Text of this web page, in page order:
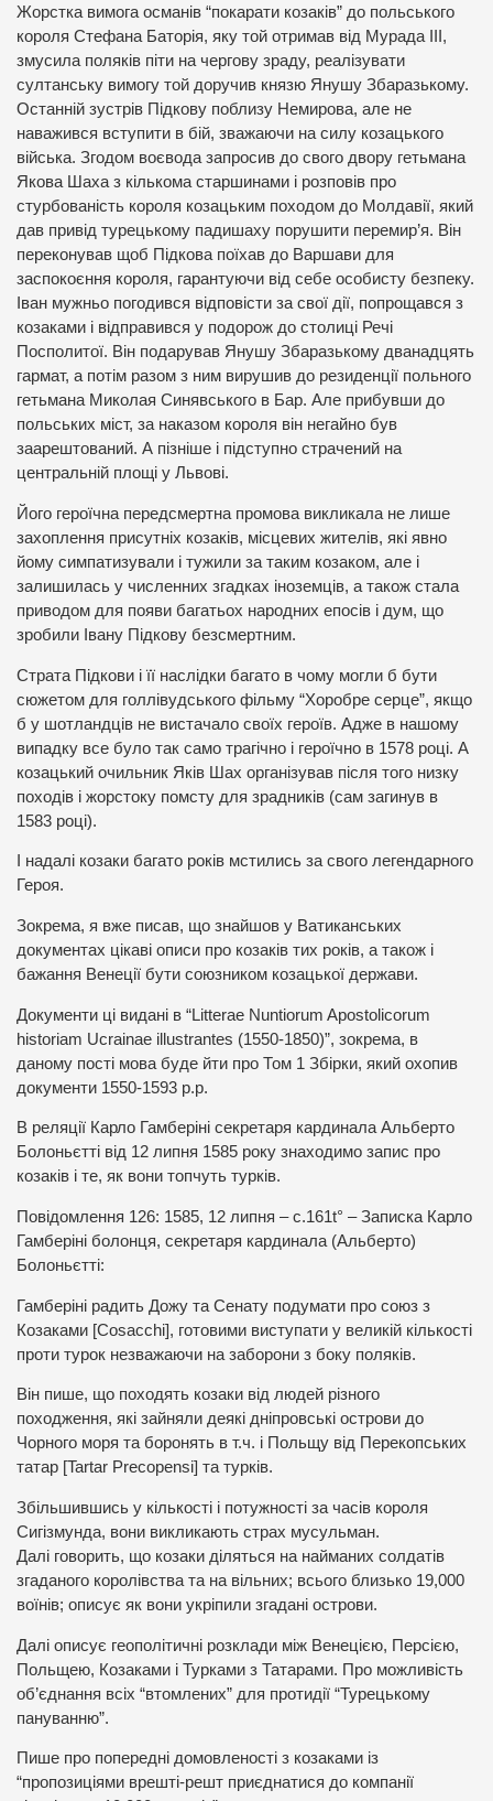
Жорстка вимога османів “покарати козаків” до польського
короля Стефана Баторія, яку той отримав від Мурада ІІІ,
змусила поляків піти на чергову зраду, реалізувати
султанську вимогу той доручив князю Янушу Збаразькому.
Останній зустрів Підкову поблизу Немирова, але не
наважився вступити в бій, зважаючи на силу козацького
війська. Згодом воєвода запросив до свого двору гетьмана
Якова Шаха з кількома старшинами і розповів про
стурбованість короля козацьким походом до Молдавії, який
дав привід турецькому падишаху порушити перемир’я. Він
переконував щоб Підкова поїхав до Варшави для
заспокоєння короля, гарантуючи від себе особисту безпеку.
Іван мужньо погодився відповісти за свої дії, попрощався з
козаками і відправився у подорож до столиці Речі
Посполитої. Він подарував Янушу Збаразькому дванадцять
гармат, а потім разом з ним вирушив до резиденції польного
гетьмана Миколая Синявського в Бар. Але прибувши до
польських міст, за наказом короля він негайно був
заарештований. А пізніше і підступно страчений на
центральній площі у Львові.
Його героїчна передсмертна промова викликала не лише
захоплення присутніх козаків, місцевих жителів, які явно
йому симпатизували і тужили за таким козаком, але і
залишилась у численних згадках іноземців, а також стала
приводом для появи багатьох народних епосів і дум, що
зробили Івану Підкову безсмертним.
Страта Підкови і її наслідки багато в чому могли б бути
сюжетом для голлівудського фільму “Хоробре серце”, якщо
б у шотландців не вистачало своїх героїв. Адже в нашому
випадку все було так само трагічно і героїчно в 1578 році. А
козацький очильник Яків Шах організував після того низку
походів і жорстоку помсту для зрадників (сам загинув в
1583 році).
І надалі козаки багато років мстились за свого легендарного
Героя.
Зокрема, я вже писав, що знайшов у Ватиканських
документах цікаві описи про козаків тих років, а також і
бажання Венеції бути союзником козацької держави.
Документи ці видані в “Litterae Nuntiorum Apostolicorum
historiam Ucrainae illustrantes (1550-1850)”, зокрема, в
даному пості мова буде йти про Том 1 Збірки, який охопив
документи 1550-1593 р.р.
В реляції Карло Гамберіні секретаря кардинала Альберто
Болоньєтті від 12 липня 1585 року знаходимо запис про
козаків і те, як вони топчуть турків.
Повідомлення 126: 1585, 12 липня – с.161t° – Записка Карло
Гамберіні болонця, секретаря кардинала (Альберто)
Болоньєтті:
Гамберіні радить Дожу та Сенату подумати про союз з
Козаками [Cosacchi], готовими виступати у великій кількості
проти турок незважаючи на заборони з боку поляків.
Він пише, що походять козаки від людей різного
походження, які зайняли деякі дніпровські острови до
Чорного моря та боронять в т.ч. і Польщу від Перекопських
татар [Tartar Precopensi] та турків.
Збільшившись у кількості і потужності за часів короля
Сигізмунда, вони викликають страх мусульман.
Далі говорить, що козаки діляться на найманих солдатів
згаданого королівства та на вільних; всього близько 19,000
воїнів; описує як вони укріпили згадані острови.
Далі описує геополітичні розклади між Венецією, Персією,
Польщею, Козаками і Турками з Татарами. Про можливість
об’єднання всіх “втомлених” для протидії “Турецькому
пануванню”.
Пише про попередні домовленості з козаками із
“пропозиціями врешті-решт приєднатися до компанії